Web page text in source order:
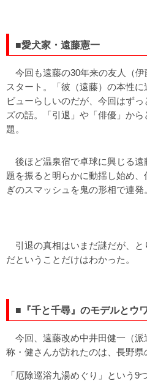
■愛犬家・遠藤憲一
今回も遠藤の30年来の友人（伊
スタート。「彼（遠藤）の本性
ビューらしいのだが、今回はず
ズの話。「引退」や「俳優」か
題。
後ほど温泉宿で卓球に興じる遠
題を振ると明らかに動揺し始め
ぎのスマッシュを鬼の形相で連発
引退の真相はいまだ謎だが、と
だということだけはわかった。
■『千と千尋』のモデルとウ
今回、遠藤改め中井田健一（派
称・健さんが訪れたのは、長野県
「厄除巡浴九湯めぐり」という9